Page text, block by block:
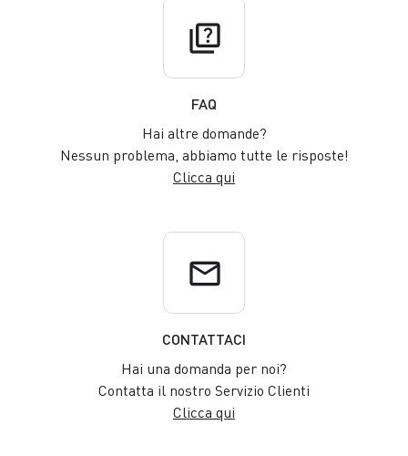
quiz
FAQ
Hai altre domande?
Nessun problema, abbiamo tutte le risposte!
Clicca qui
email
CONTATTACI
Hai una domanda per noi?
Contatta il nostro Servizio Clienti
Clicca qui